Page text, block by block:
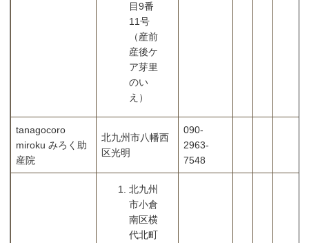
目9番
11号
（産前
産後ケ
ア芽里
のい
え）
tanagocoro
miroku みろく助
産院
北九州市八幡西
区光明
090-
2963-
7548
北九州
市小倉
南区横
代北町